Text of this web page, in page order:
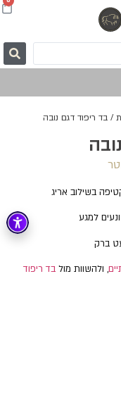
/ בד ריפוד דגם נובה
למגע
ברק
, ולהשוות מול בד ריפוד